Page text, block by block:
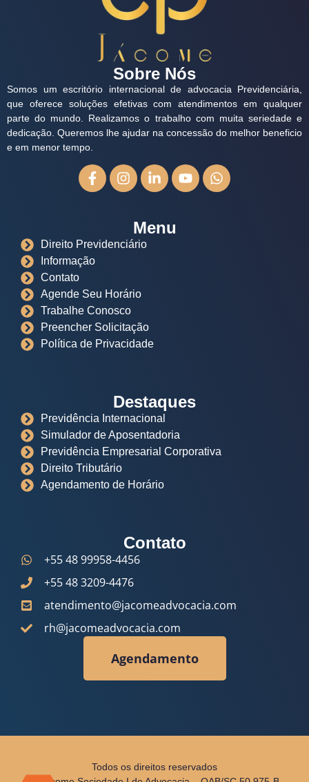
Sobre Nós
Somos um escritório internacional de advocacia Previdenciária,
que oferece soluções efetivas com atendimentos em qualquer
parte do mundo. Realizamos o trabalho com muita seriedade e
dedicação. Queremos lhe ajudar na concessão do melhor beneficio
e em menor tempo.
Menu
Direito Previdenciário
Informação
Contato
Agende Seu Horário
Trabalhe Conosco
Preencher Solicitação
Política de Privacidade
Destaques
Previdência Internacional
Simulador de Aposentadoria
Previdência Empresarial Corporativa
Direito Tributário
Agendamento de Horário
Contato
+55 48 99958-4456
+55 48 3209-4476
atendimento@jacomeadvocacia.com
rh@jacomeadvocacia.com
Agendamento
Todos os direitos reservados